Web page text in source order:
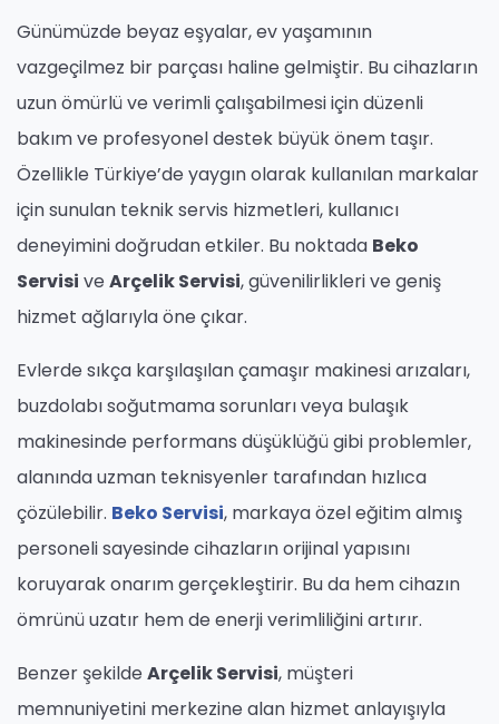
Günümüzde beyaz eşyalar, ev yaşamının
vazgeçilmez bir parçası haline gelmiştir. Bu cihazların
uzun ömürlü ve verimli çalışabilmesi için düzenli
bakım ve profesyonel destek büyük önem taşır.
Özellikle Türkiye’de yaygın olarak kullanılan markalar
için sunulan teknik servis hizmetleri, kullanıcı
deneyimini doğrudan etkiler. Bu noktada Beko
Servisi ve Arçelik Servisi, güvenilirlikleri ve geniş
hizmet ağlarıyla öne çıkar.
Evlerde sıkça karşılaşılan çamaşır makinesi arızaları,
buzdolabı soğutmama sorunları veya bulaşık
makinesinde performans düşüklüğü gibi problemler,
alanında uzman teknisyenler tarafından hızlıca
çözülebilir. Beko Servisi, markaya özel eğitim almış
personeli sayesinde cihazların orijinal yapısını
koruyarak onarım gerçekleştirir. Bu da hem cihazın
ömrünü uzatır hem de enerji verimliliğini artırır.
Benzer şekilde Arçelik Servisi, müşteri
memnuniyetini merkezine alan hizmet anlayışıyla